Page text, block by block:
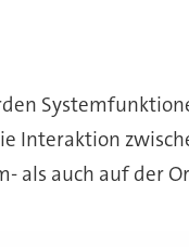
Interaktion
als auch auf der